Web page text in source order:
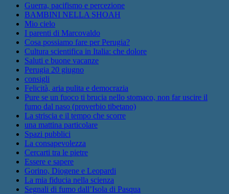
Guerra, pacifismo e percezione
BAMBINI NELLA SHOAH
Mio cielo
I parenti di Marcovaldo
Cosa possiamo fare per Perugia?
Cultura scientifica in Italia: che dolore
Saluti e buone vacanze
Perugia 20 giugno
consigli
Felicità, aria pulita e democrazia
Pure se un fuoco ti brucia nello stomaco, non far uscire il
fumo dal naso (proverbio tibetano)
La striscia e il tempo che scorre
una mattina particolare
Spazi pubblici
La consapevolezza
Cercarti tra le pietre
Essere e sapere
Gorino, Diogene e Leopardi
La mia fiducia nella scienza
Segnali di fumo dall’Isola di Pasqua